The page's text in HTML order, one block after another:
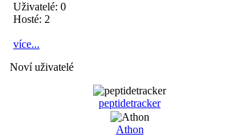
Uživatelé: 0
Hosté: 2
více...
Noví uživatelé
peptidetracker
Athon